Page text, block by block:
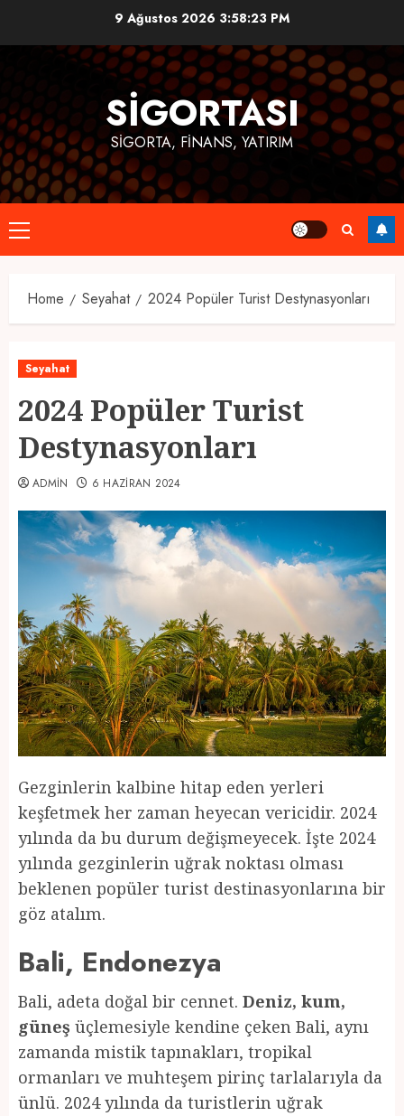
9 Ağustos 2026 3:58:24 PM
SIGORTASI
SIGORTA, FINANS, YATIRIM
Primary
Menu
Home Seyahat 2024 Popüler Turist Destynasyonları
Seyahat
2024 Popüler Turist
Destynasyonları
ADMIN 6 HAZIRAN 2024
Gezginlerin kalbine hitap eden yerleri
keşfetmek her zaman heyecan vericidir. 2024
yılında da bu durum değişmeyecek. İşte 2024
yılında gezginlerin uğrak noktası olması
beklenen popüler turist destinasyonlarına bir
göz atalım.
Bali, Endonezya
Bali, adeta doğal bir cennet. Deniz, kum,
güneş üçlemesiyle kendine çeken Bali, aynı
zamanda mistik tapınakları, tropikal
ormanları ve muhteşem pirinç tarlalarıyla da
ünlü. 2024 yılında da turistlerin uğrak